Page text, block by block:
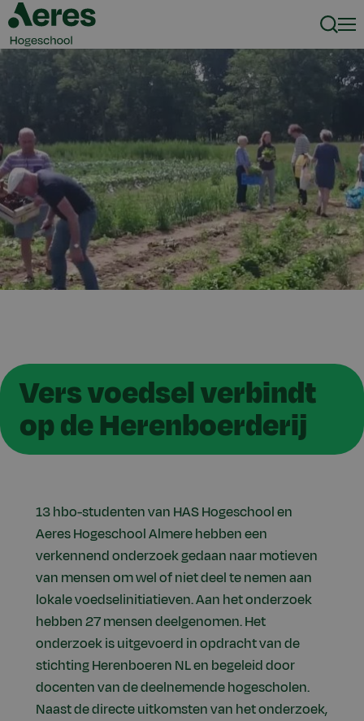
Vers voedsel verbindt
op de Herenboerderij
13 hbo-studenten van HAS Hogeschool en
Aeres Hogeschool Almere hebben een
verkennend onderzoek gedaan naar motieven
van mensen om wel of niet deel te nemen aan
lokale voedselinitiatieven. Aan het onderzoek
hebben 27 mensen deelgenomen. Het
onderzoek is uitgevoerd in opdracht van de
stichting Herenboeren NL en begeleid door
docenten van de deelnemende hogescholen.
Naast de directe uitkomsten van het onderzoek,